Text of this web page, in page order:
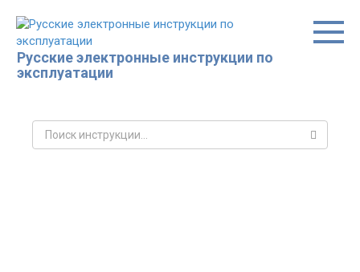
контенту
Русские электронные инструкции по
эксплуатации
Поиск: